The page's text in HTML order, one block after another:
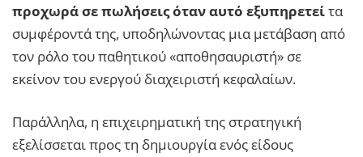
προχωρά σε πωλήσεις όταν αυτό εξυπηρετείτα
συμφέροντά της, υποδηλώνοντας μια μετάβαση από
τον ρόλο του παθητικού «αποθησαυριστή» σε
εκείνον του ενεργού διαχειριστή κεφαλαίων.
Παράλληλα, η επιχειρηματική της στρατηγική
εξελίσσεται προς τη δημιουργία ενός είδους